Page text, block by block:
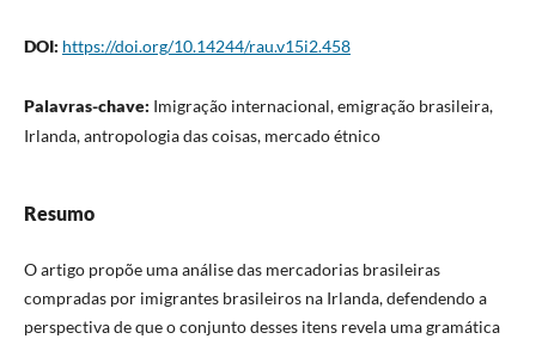
DOI: https://doi.org/10.14244/rau.v15i2.458
Palavras-chave: Imigração internacional, emigração brasileira,
Irlanda, antropologia das coisas, mercado étnico
Resumo
O artigo propõe uma análise das mercadorias brasileiras
compradas por imigrantes brasileiros na Irlanda, defendendo a
perspectiva de que o conjunto desses itens revela uma gramática